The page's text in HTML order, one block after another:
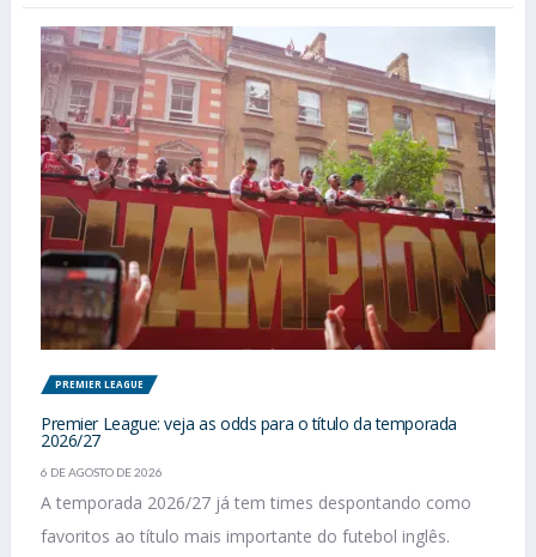
PREMIER LEAGUE
Premier League: veja as odds para o título da temporada
2026/27
6 DE AGOSTO DE 2026
A temporada 2026/27 já tem times despontando como
favoritos ao título mais importante do futebol inglês.